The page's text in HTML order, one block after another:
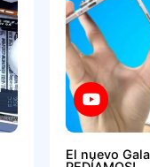
El nuevo